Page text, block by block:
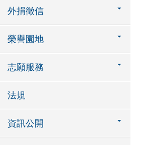
外捐徵信
榮譽園地
志願服務
法規
資訊公開